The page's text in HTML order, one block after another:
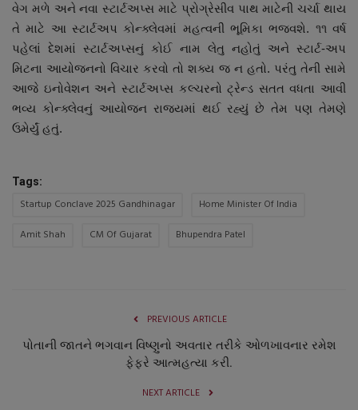
વેગ મળે અને નવા સ્ટાર્ટઅપ્સ માટે પ્રોગ્રેસીવ પાથ માટેની ચર્ચા થાય
તે માટે આ સ્ટાર્ટઅપ કોન્ક્લેવમાં મહત્વની ભૂમિકા ભજવશે. ૧૧ વર્ષ
પહેલાં દેશમાં સ્ટાર્ટઅપ્સનું કોઈ નામ લેતુ નહોતું અને સ્ટાર્ટ-અપ
મિટના આયોજનનો વિચાર કરવો તો શક્ય જ ન હતો. પરંતુ તેની સામે
આજે ઇનોવેશન અને સ્ટાર્ટઅપ્સ કલ્ચરનો ટ્રેન્ડ સતત વધતા આવી
ભવ્ય કોન્ક્લેવનું આયોજન રાજ્યમાં થઈ રહ્યું છે તેમ પણ તેમણે
ઉમેર્યું હતું.
Tags:
Startup Conclave 2025 Gandhinagar
Home Minister Of India
Amit Shah
CM Of Gujarat Bhupendra Patel
PREVIOUS ARTICLE
પોતાની જાતને ભગવાન વિષ્ણુનો અવતાર તરીકે ઓળખાવનાર રમેશ
ફેફરે આત્મહત્યા કરી.
NEXT ARTICLE